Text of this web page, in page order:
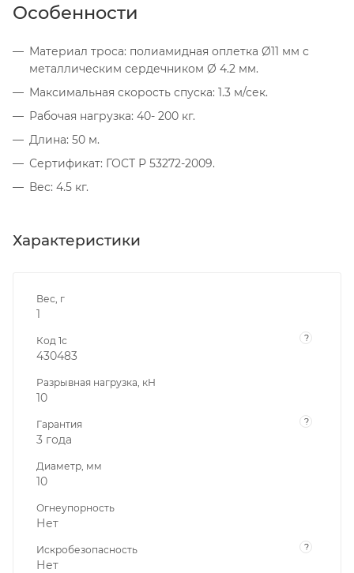
Особенности
Материал троса: полиамидная оплетка Ø11 мм с
металлическим сердечником Ø 4.2 мм.
Максимальная скорость спуска: 1.3 м/сек.
Рабочая нагрузка: 40- 200 кг.
Длина: 50 м.
Сертификат: ГОСТ Р 53272-2009.
Вес: 4.5 кг.
Характеристики
Вес, г
1
Код 1с ?
430483
Разрывная нагрузка, кН
10
Гарантия ?
3 года
Диаметр, мм
10
Огнеупорность
Нет
Искробезопасность ?
Нет